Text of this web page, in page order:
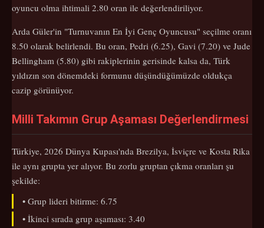
oyuncu olma ihtimali 2.80 oran ile değerlendiriliyor.
Arda Güler'in "Turnuvanın En İyi Genç Oyuncusu" seçilme oranı
8.50 olarak belirlendi. Bu oran, Pedri (6.25), Gavi (7.20) ve Jude
Bellingham (5.80) gibi rakiplerinin gerisinde kalsa da, Türk
yıldızın son dönemdeki formunu düşündüğümüzde oldukça
cazip görünüyor.
Milli Takımın Grup Aşaması Değerlendirmesi
Türkiye, 2026 Dünya Kupası'nda Brezilya, İsviçre ve Kosta Rika
ile aynı grupta yer alıyor. Bu zorlu gruptan çıkma oranları şu
şekilde:
• Grup lideri bitirme: 6.75
• İkinci sırada grup aşaması: 3.40